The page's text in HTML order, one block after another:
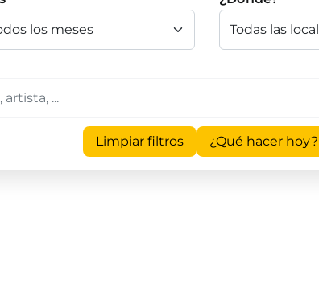
Limpiar filtros ¿Qué hacer hoy?